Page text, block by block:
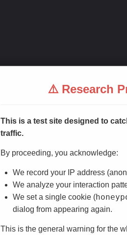
⚠️ Research
This is a test site designed to
traffic.
By proceeding, you acknowledge:
We record your IP address
We analyze your interaction
We set a single cookie (
dialog from appearing again.
This is the general warning for the